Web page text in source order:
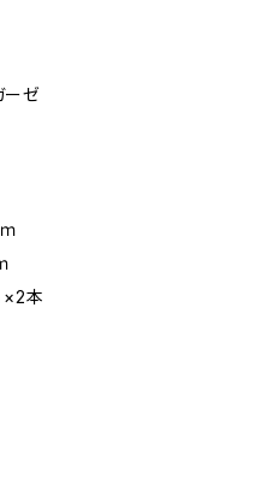
ゼ
本